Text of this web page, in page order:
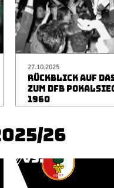
27.10.2025
RÜCKBLICK AUF
ZUM DFB
1960
26